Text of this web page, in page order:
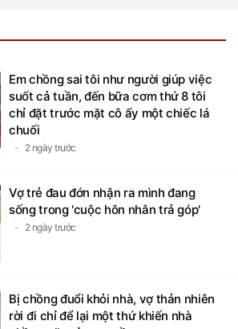
Em chồng sai tôi như người giúp việc
suốt cả tuần, đến bữa cơm thứ 8 tôi
chỉ đặt trước mặt cô ấy một chiếc lá
chuối
2 ngày trước
Vợ trẻ đau đớn nhận ra mình đang
sống trong 'cuộc hôn nhân trả góp'
2 ngày trước
Bị chồng đuổi khỏi nhà, vợ thản nhiên
rời đi chỉ để lại một thứ khiến nhà